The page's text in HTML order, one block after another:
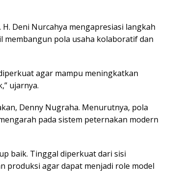
Deni Nurcahya mengapresiasi langkah
membangun pola usaha kolaboratif dan
agar mampu meningkatkan
ujarnya.
Denny Nugraha. Menurutnya, pola
pada sistem peternakan modern
baik. Tinggal diperkuat dari sisi
produksi agar dapat menjadi role model